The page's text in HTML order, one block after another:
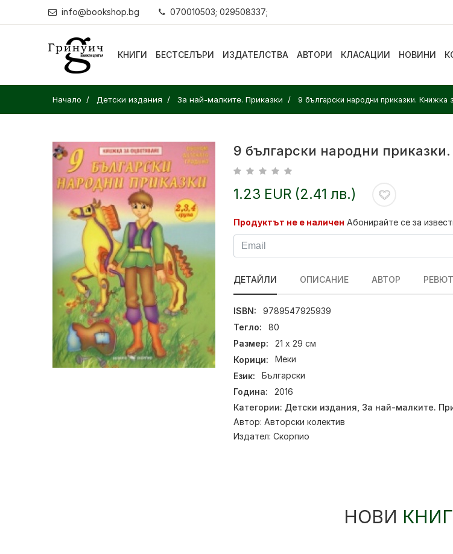
info@bookshop.bg 070010503; 029508337;
КНИГИ БЕСТСЕЛЪРИ ИЗДАТЕЛСТВА АВТОРИ КЛАСАЦИИ НОВИНИ
Начало Детски издания За най-малките. Приказки 9 български народни приказки. Книжка
9 български народни
1.23 EUR (2.41 лв.)
Продуктът не е наличен Абонирайте се за
ДЕТАЙЛИ ОПИСАНИЕ АВТОР
ISBN:
9789547925939
Тегло:
80
Размер:
21 x 29 см
Корици:
Меки
Език:
Български
Година:
2016
Категории: Детски издания За най-малките.
Автор: Авторски колектив
Издател: Скорпио
НОВИ